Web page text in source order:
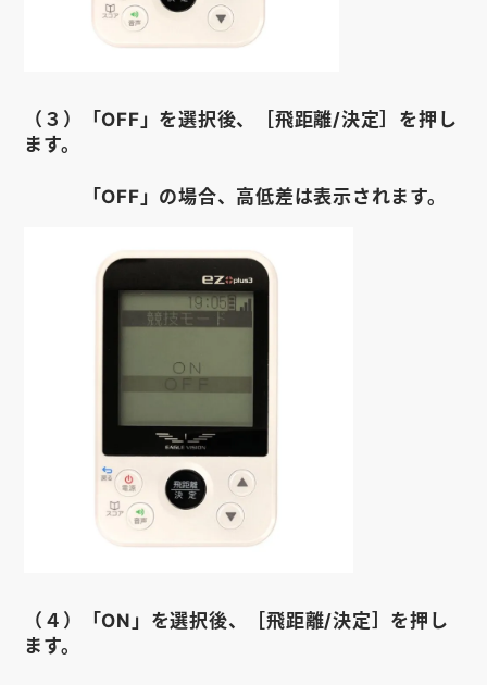
（３）「OFF」を選択後、［飛距離/決定］を押し
ます。
「OFF」の場合、高低差は表示されます。
（４）「ON」を選択後、［飛距離/決定］を押し
ます。